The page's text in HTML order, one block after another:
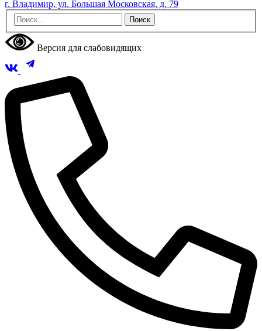
г. Владимир, ул. Большая Московская, д. 79
Версия для слабовидящих